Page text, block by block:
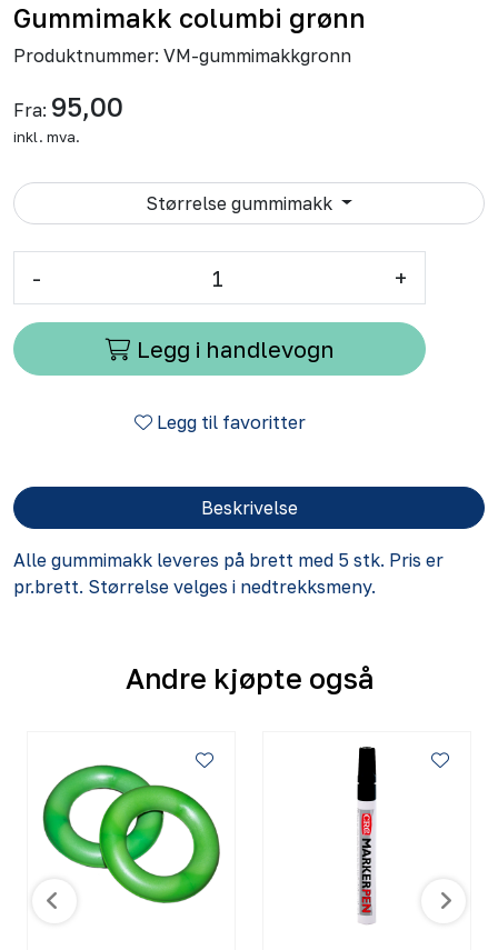
Gummimakk columbi grønn
Produktnummer: VM-gummimakkgronn
Fra: 95,00
inkl. mva.
Størrelse gummimakk
- +
Legg i handlevogn
Legg til favoritter
Beskrivelse
Alle gummimakk leveres på brett med 5 stk. Pris er
pr.brett. Størrelse velges i nedtrekksmeny.
Andre kjøpte også